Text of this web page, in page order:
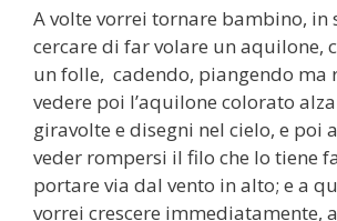
A volte vorrei tornare bambino, in
cercare di far volare un aquilone,
un folle, cadendo, piangendo ma
vedere poi l’aquilone colorato
giravolte e disegni nel cielo, e poi
veder rompersi il filo che lo tiene
portare via dal vento in alto; e a
vorrei crescere immediatamente,